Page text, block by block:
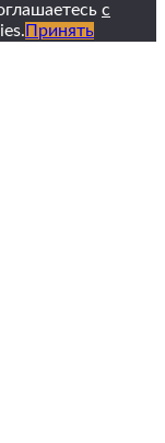
с
Принять